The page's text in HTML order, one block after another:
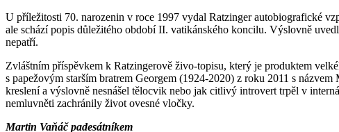
U příležitosti 70. narozenin v roce 1997 vydal Ratzinger autobiografické
ale schází popis důležitého období II. vatikánského koncilu. Výslovně
nepatří.
Zvláštním příspěvkem k Ratzingerově živo-topisu, který je produktem
s papežovým starším bratrem Georgem (1924-2020) z roku 2011 s
kreslení a výslovně nesnášel tělocvik nebo jak citlivý introvert trpěl v
nemluvněti zachránily život ovesné vločky.
Martin Vaňáč padesátníkem